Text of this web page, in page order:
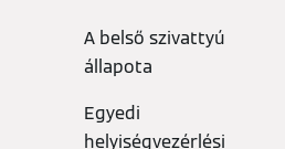
A belső szivattyú
állapota
Egyedi
helyiségvezérlési